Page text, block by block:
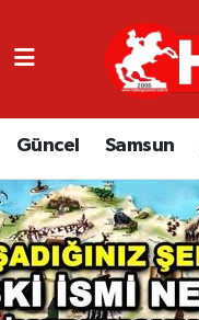
Güncel Samsun
GÜNCEL
SAMSUN
SAMSUNSPOR
EKONOMİ
YAŞAM